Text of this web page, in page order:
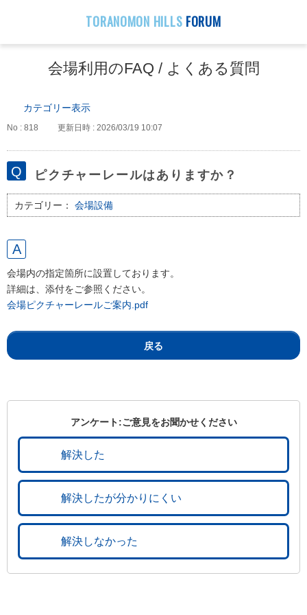
TORANOMON HILLS FORUM
会場利用のFAQ / よくある質問
カテゴリー表示
No : 818 更新日時 : 2026/03/19 10:07
ピクチャーレールはありますか？
カテゴリー： 会場設備
会場内の指定箇所に設置しております。
詳細は、添付をご参照ください。
会場ピクチャーレールご案内.pdf
戻る
アンケート:ご意見をお聞かせください
解決した
解決したが分かりにくい
解決しなかった